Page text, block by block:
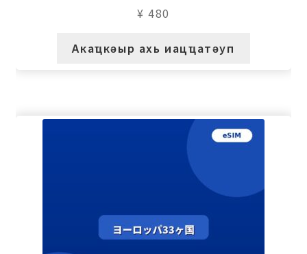
¥ 480
Акаҵкәыр ахь иацҵатәуп